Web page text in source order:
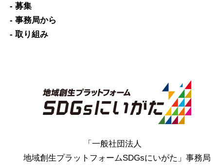
- 募集
- 事務局から
- 取り組み
「一般社団法人
地域創生プラットフォームSDGsにいがた」事務局